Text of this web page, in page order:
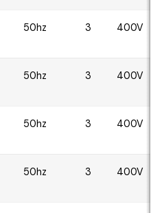
50hz 3 400V
50hz 3 400V
50hz 3 400V
50hz 3 400V